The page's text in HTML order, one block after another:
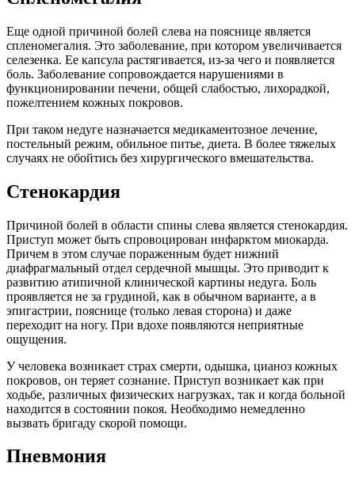
Еще одной причиной болей слева на пояснице является
спленомегалия. Это заболевание, при котором увеличивается
селезенка. Ее капсула растягивается, из-за чего и появляется
боль. Заболевание сопровождается нарушениями в
функционировании печени, общей слабостью, лихорадкой,
пожелтением кожных покровов.
При таком недуге назначается медикаментозное лечение,
постельный режим, обильное питье, диета. В более тяжелых
случаях не обойтись без хирургического вмешательства.
Стенокардия
Причиной болей в области спины слева является стенокардия.
Приступ может быть спровоцирован инфарктом миокарда.
Причем в этом случае пораженным будет нижний
диафрагмальный отдел сердечной мышцы. Это приводит к
развитию атипичной клинической картины недуга. Боль
проявляется не за грудиной, как в обычном варианте, а в
эпигастрии, пояснице (только левая сторона) и даже
переходит на ногу. При вдохе появляются неприятные
ощущения.
У человека возникает страх смерти, одышка, цианоз кожных
покровов, он теряет сознание. Приступ возникает как при
ходьбе, различных физических нагрузках, так и когда больной
находится в состоянии покоя. Необходимо немедленно
вызвать бригаду скорой помощи.
Пневмония